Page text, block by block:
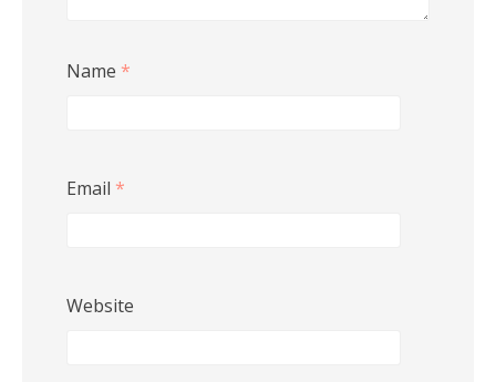
Name *
Email *
Website